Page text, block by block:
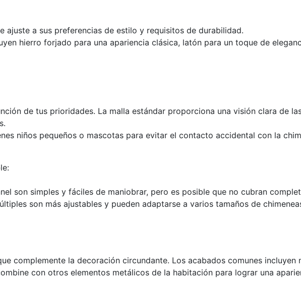
ajuste a sus preferencias de estilo y requisitos de durabilidad.
hierro forjado para una apariencia clásica, latón para un toque de
de tus prioridades. La malla estándar proporciona una visión clara de
niños pequeños o mascotas para evitar el contacto accidental con la
son simples y fáciles de maniobrar, pero es posible que no cubran
son más ajustables y pueden adaptarse a varios tamaños de
complemente la decoración circundante. Los acabados comunes
con otros elementos metálicos de la habitación para lograr una